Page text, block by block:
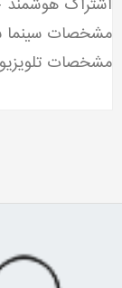
اشتراک هوشمند
مشخصات سینما
مشخصات